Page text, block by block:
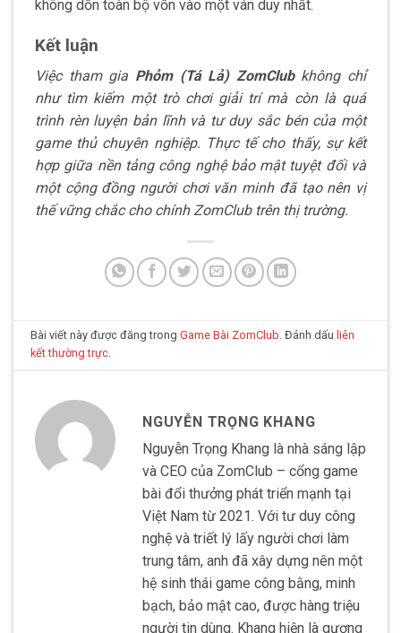
không dồn toàn bộ vốn vào một ván duy nhất.
Kết luận
Việc tham gia Phỏm (Tá Lả) ZomClubkhông chỉ
như tìm kiếm một trò chơi giải trí mà còn là quá
trình rèn luyện bản lĩnh và tư duy sắc bén của một
game thủ chuyên nghiệp. Thực tế cho thấy, sự kết
hợp giữa nền tảng công nghệ bảo mật tuyệt đối và
một cộng đồng người chơi văn minh đã tạo nên vị
thế vững chắc cho chính ZomClub trên thị trường.
Bài viết này được đăng trongGame Bài ZomClub. Đánh dấu liên
kết thường trực.
NGUYỄN TRỌNG KHANG
Nguyễn Trọng Khang là nhà sáng lập
và CEO của ZomClub – cổng game
bài đổi thưởng phát triển mạnh tại
Việt Nam từ 2021. Với tư duy công
nghệ và triết lý lấy người chơi làm
trung tâm, anh đã xây dựng nên một
hệ sinh thái game công bằng, minh
bạch, bảo mật cao, được hàng triệu
người tin dùng. Khang hiện là gương